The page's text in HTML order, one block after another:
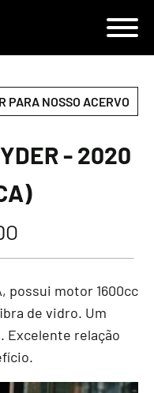
PARA NOSSO ACERVO
- 2020
possui motor 1600cc
de vidro. Um
relação